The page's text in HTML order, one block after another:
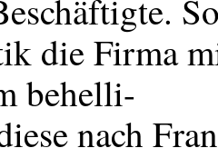
die Firma
behelli-
nach